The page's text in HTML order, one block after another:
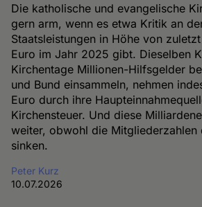
Die katholische und evangelische
gern arm, wenn es etwa Kritik an
Staatsleistungen in Höhe von
Euro im Jahr 2025 gibt. Dieselben
Kirchentage Millionen-Hilfsgelder
und Bund einsammeln, nehmen
Euro durch ihre
Kirchensteuer. Und diese
weiter, obwohl die Mitgliederzahlen
sinken.
Peter Kurz
10.07.2026